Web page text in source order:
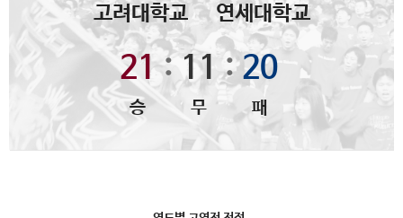
고려대학교
21
승
: 11
무
: 20
패
연세대학교